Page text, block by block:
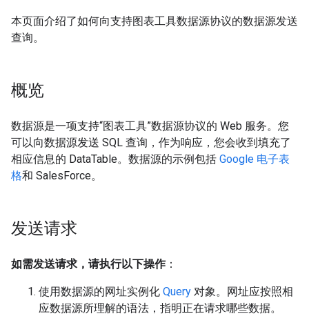
本页面介绍了如何向支持图表工具数据源协议的数据源发送
查询。
概览
数据源是一项支持“图表工具”数据源协议的 Web 服务。您
可以向数据源发送 SQL 查询，作为响应，您会收到填充了
相应信息的 DataTable。数据源的示例包括 Google 电子表
格和 SalesForce。
发送请求
如需发送请求，请执行以下操作：
使用数据源的网址实例化 Query 对象。网址应按照相
应数据源所理解的语法，指明正在请求哪些数据。